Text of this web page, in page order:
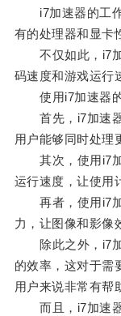
i7加速器的工作
有的处理器和显卡
不仅如此，i7加
码速度和游戏运行
使用i7加速器的
首先，i7加速器
用户能够同时处理
其次，使用i7加
运行速度，让使用
再者，使用i7加
力，让图像和影像
除此之外，i7加
的效率，这对于需
用户来说非常有帮
而且，i7加速器